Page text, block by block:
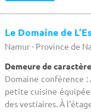
Le Domaine de
Namur - Province de
Demeure de
Domaine conférence :
petite cuisine équipée
des vestiaires. À